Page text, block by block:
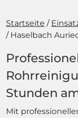
Startseite
Haselbach
Stunden
Mit